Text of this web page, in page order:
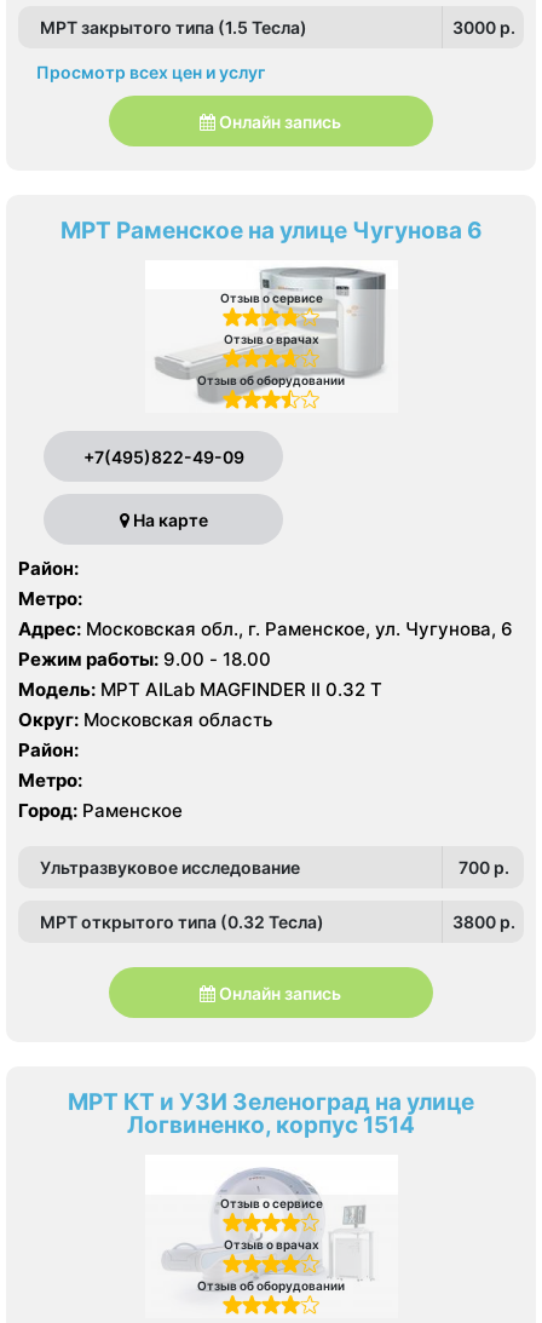
МРТ закрытого типа (1.5 Тесла) 3000 p.
Просмотр всех цен и услуг
Онлайн запись
МРТ Раменское на улице Чугунова 6
Отзыв о сервисе
Отзыв о врачах
Отзыв об оборудовании
+7(495)822-49-09
На карте
Район:
Метро:
Адрес: Московская обл., г. Раменское, ул. Чугунова, 6
Режим работы: 9.00 - 18.00
Модель: МРТ AILab MAGFINDER II 0.32 Т
Округ: Московская область
Район:
Метро:
Город: Раменское
Ультразвуковое исследование 700 p.
МРТ открытого типа (0.32 Тесла) 3800 p.
Онлайн запись
МРТ КТ и УЗИ Зеленоград на улице
Логвиненко, корпус 1514
Отзыв о сервисе
Отзыв о врачах
Отзыв об оборудовании